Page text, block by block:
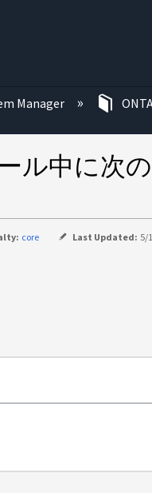
Manager
ル中に次
core Last Updated: 5/